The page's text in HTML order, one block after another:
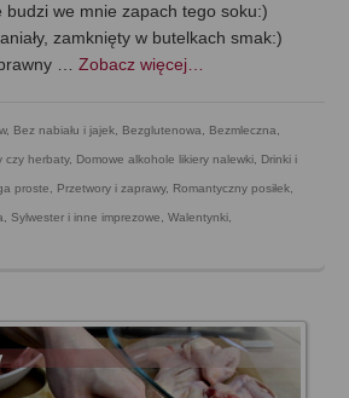
budzi we mnie zapach tego soku:)
zamknięty w butelkach smak:)
… Zobacz więcej…
, Bez nabiału i jajek, Bezglutenowa, Bezmleczna,
czy herbaty, Domowe alkohole likiery nalewki, Drinki i
proste, Przetwory i zaprawy, Romantyczny posiłek,
, Sylwester i inne imprezowe, Walentynki,